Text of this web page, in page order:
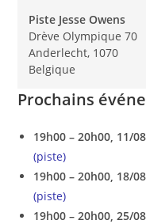
Piste Jesse Owens
Drève Olympique 70
Anderlecht, 1070
Belgique
Prochains
19h00 – 20h00, 11/
(piste)
19h00 – 20h00, 18/
(piste)
19h00 – 20h00,25/